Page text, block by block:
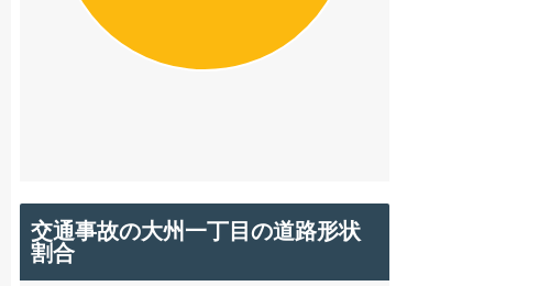
交通事故の大州一丁目の道路形状
割合